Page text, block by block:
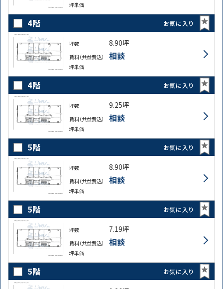
坪単価
4階 お気に入り
坪数 8.90坪
賃料（共益費込） 相談
坪単価
4階 お気に入り
坪数 9.25坪
賃料（共益費込） 相談
坪単価
5階 お気に入り
坪数 8.90坪
賃料（共益費込） 相談
坪単価
5階 お気に入り
坪数 7.19坪
賃料（共益費込） 相談
坪単価
5階 お気に入り